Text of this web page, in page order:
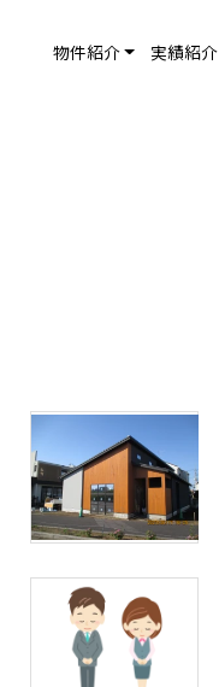
物件紹介 実績紹介